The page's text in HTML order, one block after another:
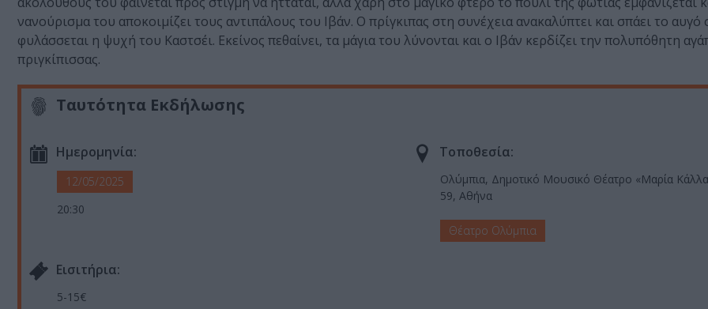
νανούρισμα του αποκοιμίζει τους αντιπάλους του Ιβάν. Ο πρίγκιπας στη συνέχεια ανακαλύπτει και σπάει το αυγό
φυλάσσεται η ψυχή του Καστσέι. Εκείνος πεθαίνει, τα μάγια του λύνονται και ο Ιβάν κερδίζει την πολυπόθητη
πριγκίπισσας.
Ταυτότητα Εκδήλωσης
Ημερομηνία:
12/05/2025
20:30
Τοποθεσία:
Ολύμπια, Δημοτικό Μουσικό Θέατρο «Μαρία
59, Αθήνα
Θέατρο Ολύμπια
Eισιτήρια:
5-15€